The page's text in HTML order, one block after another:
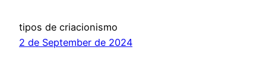
tipos de criacionismo
2 de September de 2024